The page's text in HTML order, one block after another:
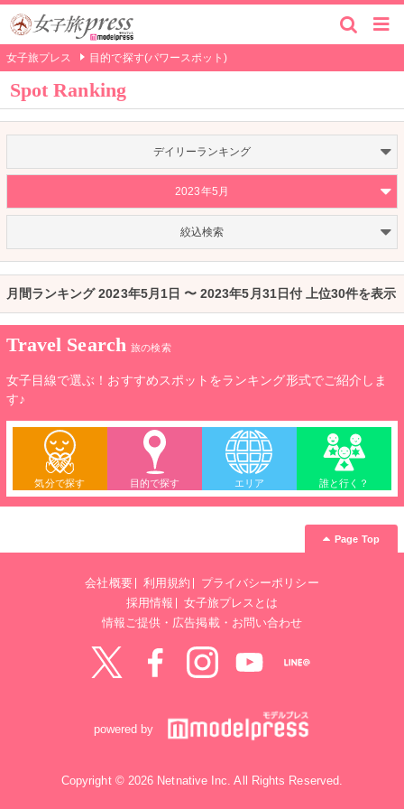
女子旅プレス 目的で探す(パワースポット)
Spot Ranking
デイリーランキング
2023年5月
絞込検索
月間ランキング 2023年5月1日 〜 2023年5月31日付 上位30件を表示
Travel Search 旅の検索
女子目線で選ぶ！おすすめスポットをランキング形式でご紹介しま
す♪
気分で探す 目的で探す エリア 誰と行く？
Page Top
会社概要 利用規約
プライバシーポリシー
採用情報
女子旅プレスとは
情報ご提供・広告掲載・お問い合わせ
powered by
Copyright © 2026 Netnative Inc. All Rights Reserved.